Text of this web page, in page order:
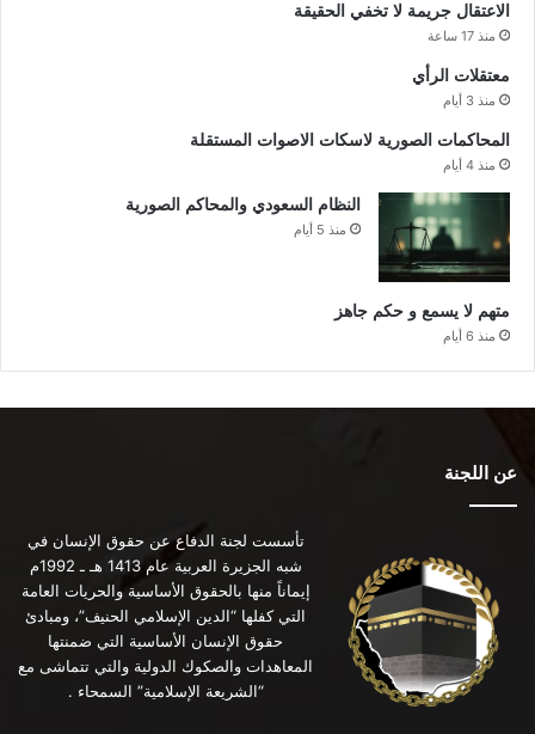
الاعتقال جريمة لا تخفي الحقيقة
منذ 17 ساعة
معتقلات الرأي
منذ 3 أيام
المحاكمات الصورية لاسكات الاصوات المستقلة
منذ 4 أيام
النظام السعودي والمحاكم الصورية
منذ 5 أيام
متهم لا يسمع و حكم جاهز
منذ 6 أيام
عن اللجنة
تأسست لجنة الدفاع عن حقوق الإنسان في
شبه الجزيرة العربية عام 1413 هـ ـ 1992م
إيماناً منها بالحقوق الأساسية والحريات العامة
التي كفلها “الدين الإسلامي الحنيف”، ومبادئ
حقوق الإنسان الأساسية التي ضمنتها
المعاهدات والصكوك الدولية والتي تتماشى مع
“الشريعة الإسلامية” السمحاء .